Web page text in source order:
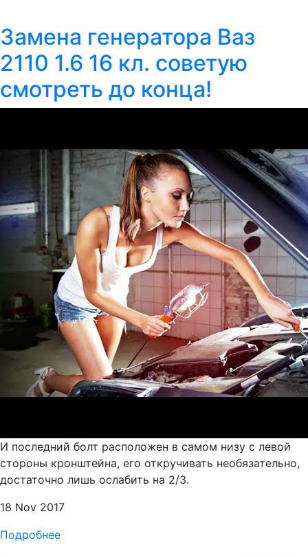
Замена генератора Ваз
2110 1.6 16 кл. советую
смотреть до конца!
И последний болт расположен в самом низу с левой
стороны кронштейна, его откручивать необязательно,
достаточно лишь ослабить на 2/3.
18 Nov 2017
Подробнее